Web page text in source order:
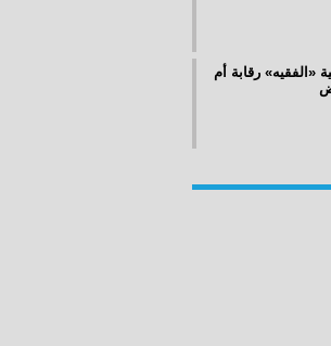
«الفقيه» رقابة أم
الفتنة بين المعتدل